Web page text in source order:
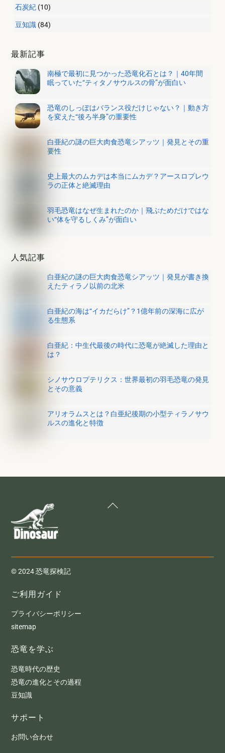
石炭紀 (10)
豆知識 (84)
最新記事
南極で最初に見つかった恐竜化石とは？｜40年間
眠っていた“ティタノサウルスの骨”が面白い
恐竜のしっぽはバランス役だけじゃない？｜動き方
を変えた“後ろ半身”の重要性
白亜紀の謎の巨大肉食恐竜シアッツ｜発見とその重
要性
史上最大のムカデは本当にムカデ？アースロプレウ
ラの正体と絶滅理由
羽毛恐竜はなぜ生まれたのか｜飛ぶためだけではな
い“体を守るしくみ”が面白い
人気記事
白亜紀の謎の巨大肉食恐竜シアッツ｜発見が書き換
えたティラノ以前の北米
白亜紀の海は“イカだらけ”？1億年前の深海に広が
る生態系
白亜紀：中生代最後の時代に恐竜が絶滅した理由と
は？
シノサウロプテリクス：世界最初の羽毛恐竜の発見
とその意義
アリオラムスとは？白亜紀後期の小型ティラノサウ
ルスの進化と特徴
To
© 2024 恐竜探検記
ご利用ガイド
プライバシーポリシー
sitemap
恐竜を学ぶ
恐竜時代の歴史
恐竜の進化とその過程
豆知識
サポート
お問い合わせ